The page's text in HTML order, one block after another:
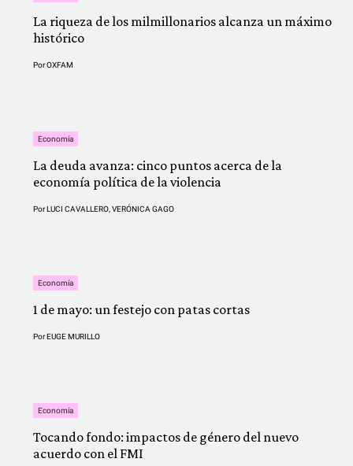
La riqueza de los milmillonarios alcanza un máximo
histórico
PorOXFAM
Economía
La deuda avanza: cinco puntos acerca de la
economía política de la violencia
PorLUCI CAVALLERO VERÓNICA GAGO
Economía
1 de mayo: un festejo con patas cortas
PorEUGE MURILLO
Economía
Tocando fondo: impactos de género del nuevo
acuerdo con el FMI